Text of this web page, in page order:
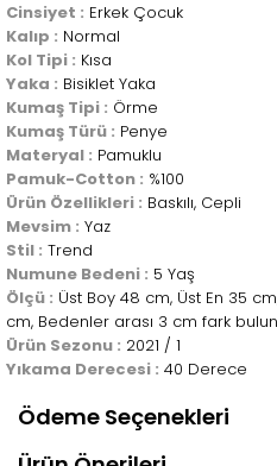
Cinsiyet : Erkek Çocuk
Kalıp : Normal
Kol Tipi : Kısa
Yaka : Bisiklet Yaka
Kumaş Tipi : Örme
Kumaş Türü : Penye
Materyal : Pamuklu
Pamuk-Cotton : %100
Ürün Özellikleri : Baskılı, Cepli
Mevsim : Yaz
Stil : Trend
Numune Bedeni : 5 Yaş
Ölçü : Üst Boy 48 cm, Üst En 35
cm, Bedenler arası 3 cm fark
Ürün Sezonu : 2021 / 1
Yıkama Derecesi : 40 Derece
Ödeme Seçenekleri